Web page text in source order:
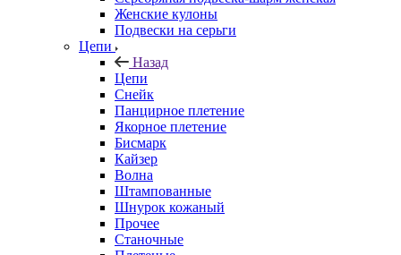
Женские кулоны
Подвески на серьги
Цепи
Назад
Цепи
Снейк
Панцирное плетение
Якорное плетение
Бисмарк
Кайзер
Волна
Штампованные
Шнурок кожаный
Прочее
Станочные